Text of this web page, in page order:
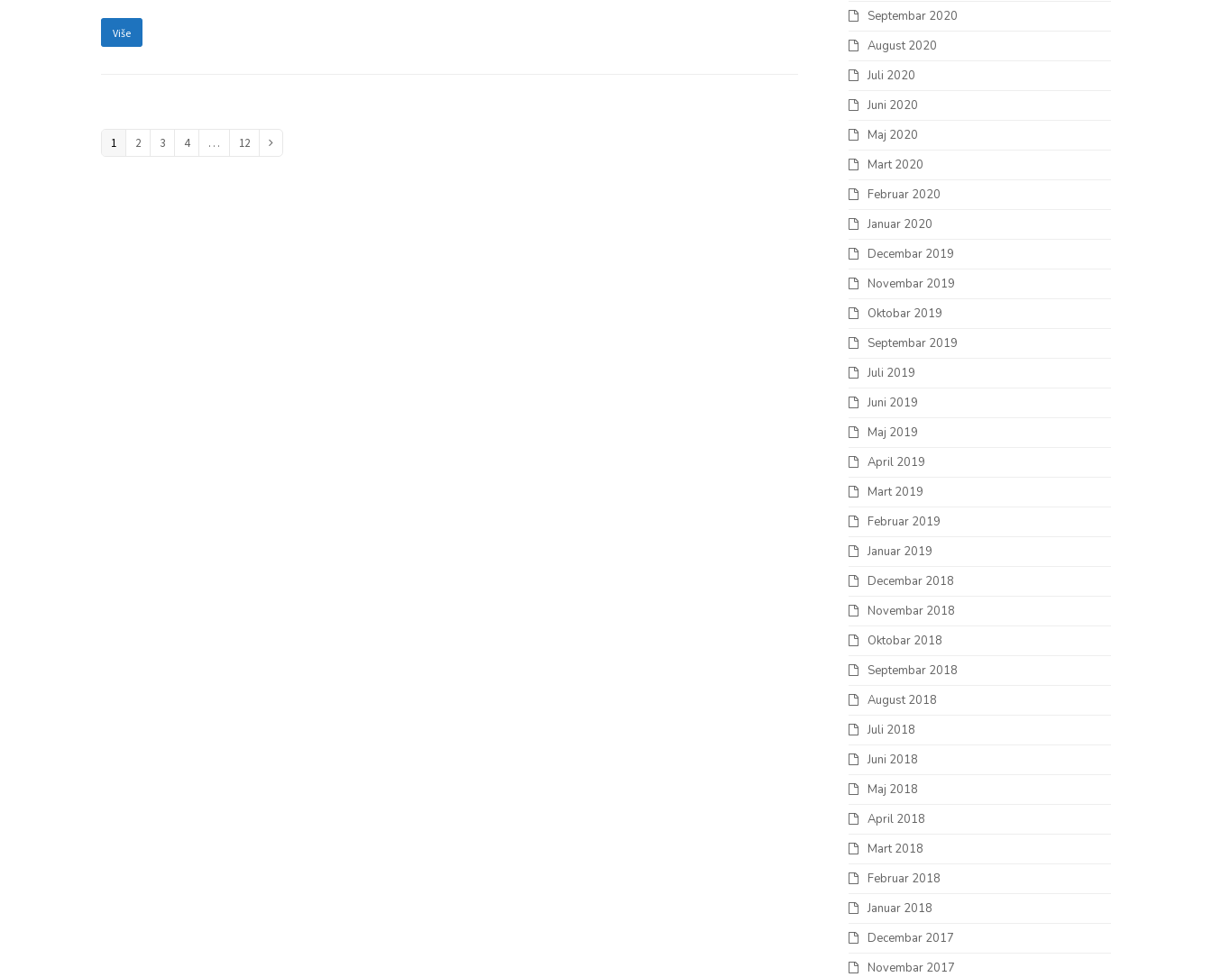
Više
Page
1 Page
2 Page
3 Page
4 … Page
12 Next
Septembar 2020
August 2020
Juli 2020
Juni 2020
Maj 2020
Mart 2020
Februar 2020
Januar 2020
Decembar 2019
Novembar 2019
Oktobar 2019
Septembar 2019
Juli 2019
Juni 2019
Maj 2019
April 2019
Mart 2019
Februar 2019
Januar 2019
Decembar 2018
Novembar 2018
Oktobar 2018
Septembar 2018
August 2018
Juli 2018
Juni 2018
Maj 2018
April 2018
Mart 2018
Februar 2018
Januar 2018
Decembar 2017
Novembar 2017